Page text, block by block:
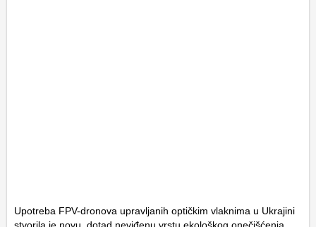
Upotreba FPV-dronova upravljanih optičkim vlaknima u Ukrajini
stvorila je novu, dotad neviđenu vrstu ekološkog onečišćenja.